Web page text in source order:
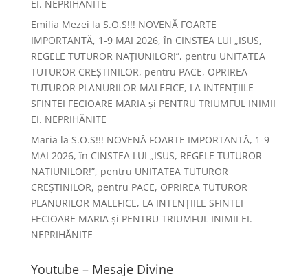
EI. NEPRIHĂNITE
Emilia Mezei la S.O.S!!! NOVENĂ FOARTE
IMPORTANTĂ, 1-9 MAI 2026, în CINSTEA LUI „ISUS,
REGELE TUTUROR NAȚIUNILOR!”, pentru UNITATEA
TUTUROR CREȘTINILOR, pentru PACE, OPRIREA
TUTUROR PLANURILOR MALEFICE, LA INTENȚIILE
SFINTEI FECIOARE MARIA și PENTRU TRIUMFUL INIMII
EI. NEPRIHĂNITE
Maria la S.O.S!!! NOVENĂ FOARTE IMPORTANTĂ, 1-9
MAI 2026, în CINSTEA LUI „ISUS, REGELE TUTUROR
NAȚIUNILOR!”, pentru UNITATEA TUTUROR
CREȘTINILOR, pentru PACE, OPRIREA TUTUROR
PLANURILOR MALEFICE, LA INTENȚIILE SFINTEI
FECIOARE MARIA și PENTRU TRIUMFUL INIMII EI.
NEPRIHĂNITE
Youtube – Mesaje Divine